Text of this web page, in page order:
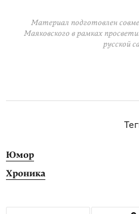
Материал подготовлен
Маяковского в рамках
русской
Юмор
Хроника